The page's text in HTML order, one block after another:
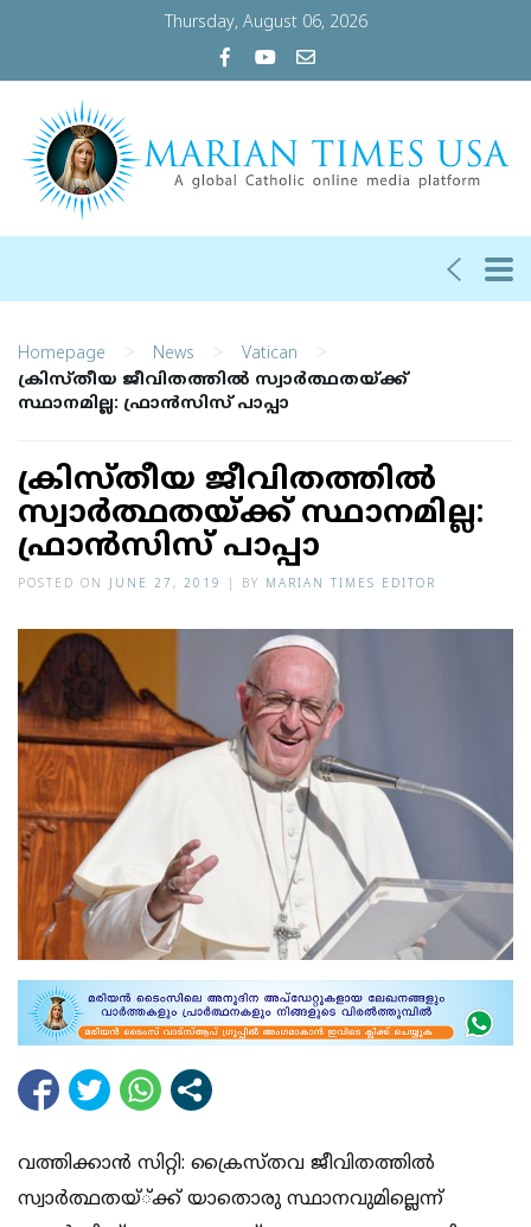
Thursday, August 06, 2026
Homepage > News > Vatican >
ക്രിസ്തീയ ജീവിതത്തില്‍ സ്വാര്‍ത്ഥതയ്ക്ക്
സ്ഥാനമില്ല: ഫ്രാന്‍സിസ് പാപ്പാ
ക്രിസ്തീയ ജീവിതത്തില്‍
സ്വാര്‍ത്ഥതയ്ക്ക് സ്ഥാനമില്ല:
ഫ്രാന്‍സിസ് പാപ്പാ
POSTED ON JUNE 27, 2019 BY MARIAN TIMES EDITOR
വത്തിക്കാന്‍ സിറ്റി: ക്രൈസ്തവ ജീവിതത്തില്‍
സ്വാര്‍ത്ഥതയ്്ക്ക് യാതൊരു സ്ഥാനവുമില്ലെന്ന്